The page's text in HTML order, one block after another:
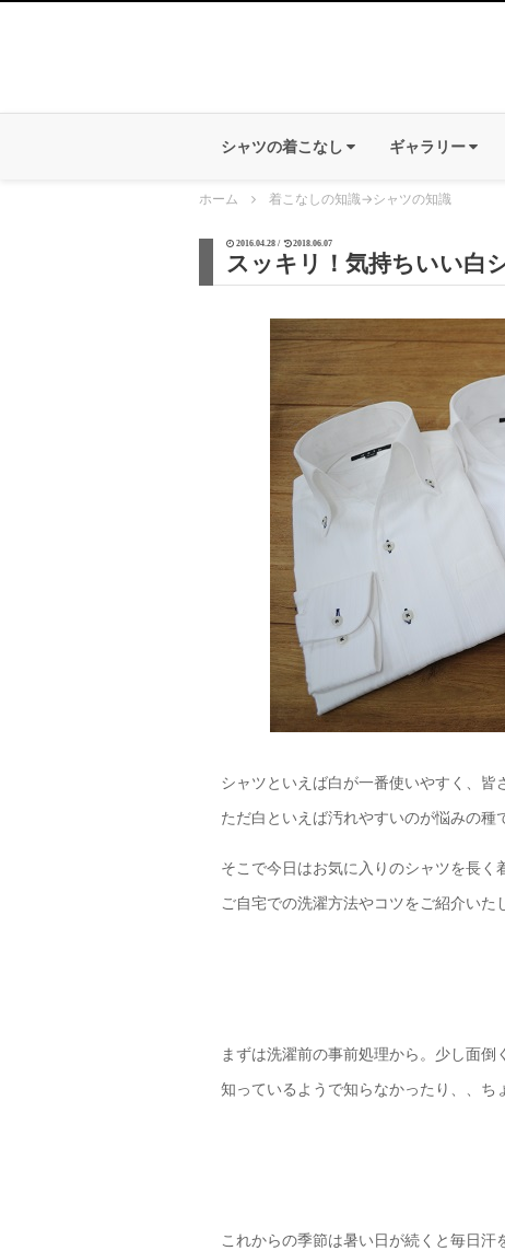
シャツの着こなし ギャラリー
ホーム 着こなしの知識→ シャツの知識
2016.04.28 / 2018.06.07
スッキリ！気持ちいい白
シャツといえば白が一番使いやすく、皆
ただ白といえば汚れやすいのが悩みの種
そこで今日はお気に入りのシャツを長く
ご自宅での洗濯方法やコツをご紹介いた
まずは洗濯前の事前処理から。少し面倒
知っているようで知らなかったり、、ち
これからの季節は暑い日が続くと毎日汗